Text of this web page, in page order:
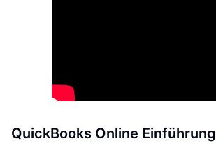
QuickBooks Online Einführung